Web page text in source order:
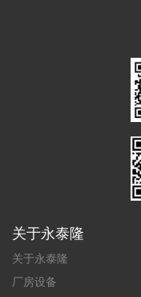
关于永泰隆
关于永泰隆
厂房设备